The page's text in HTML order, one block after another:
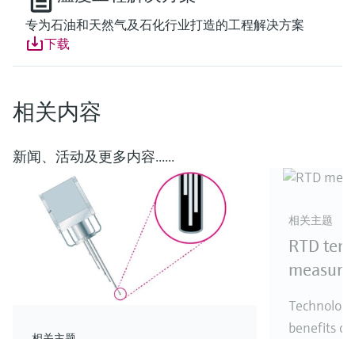
专为石油和天然气及石化行业打造的工程解决方案
下载
相关内容
新闻、活动及更多内容......
相关主题
RTD
benefits